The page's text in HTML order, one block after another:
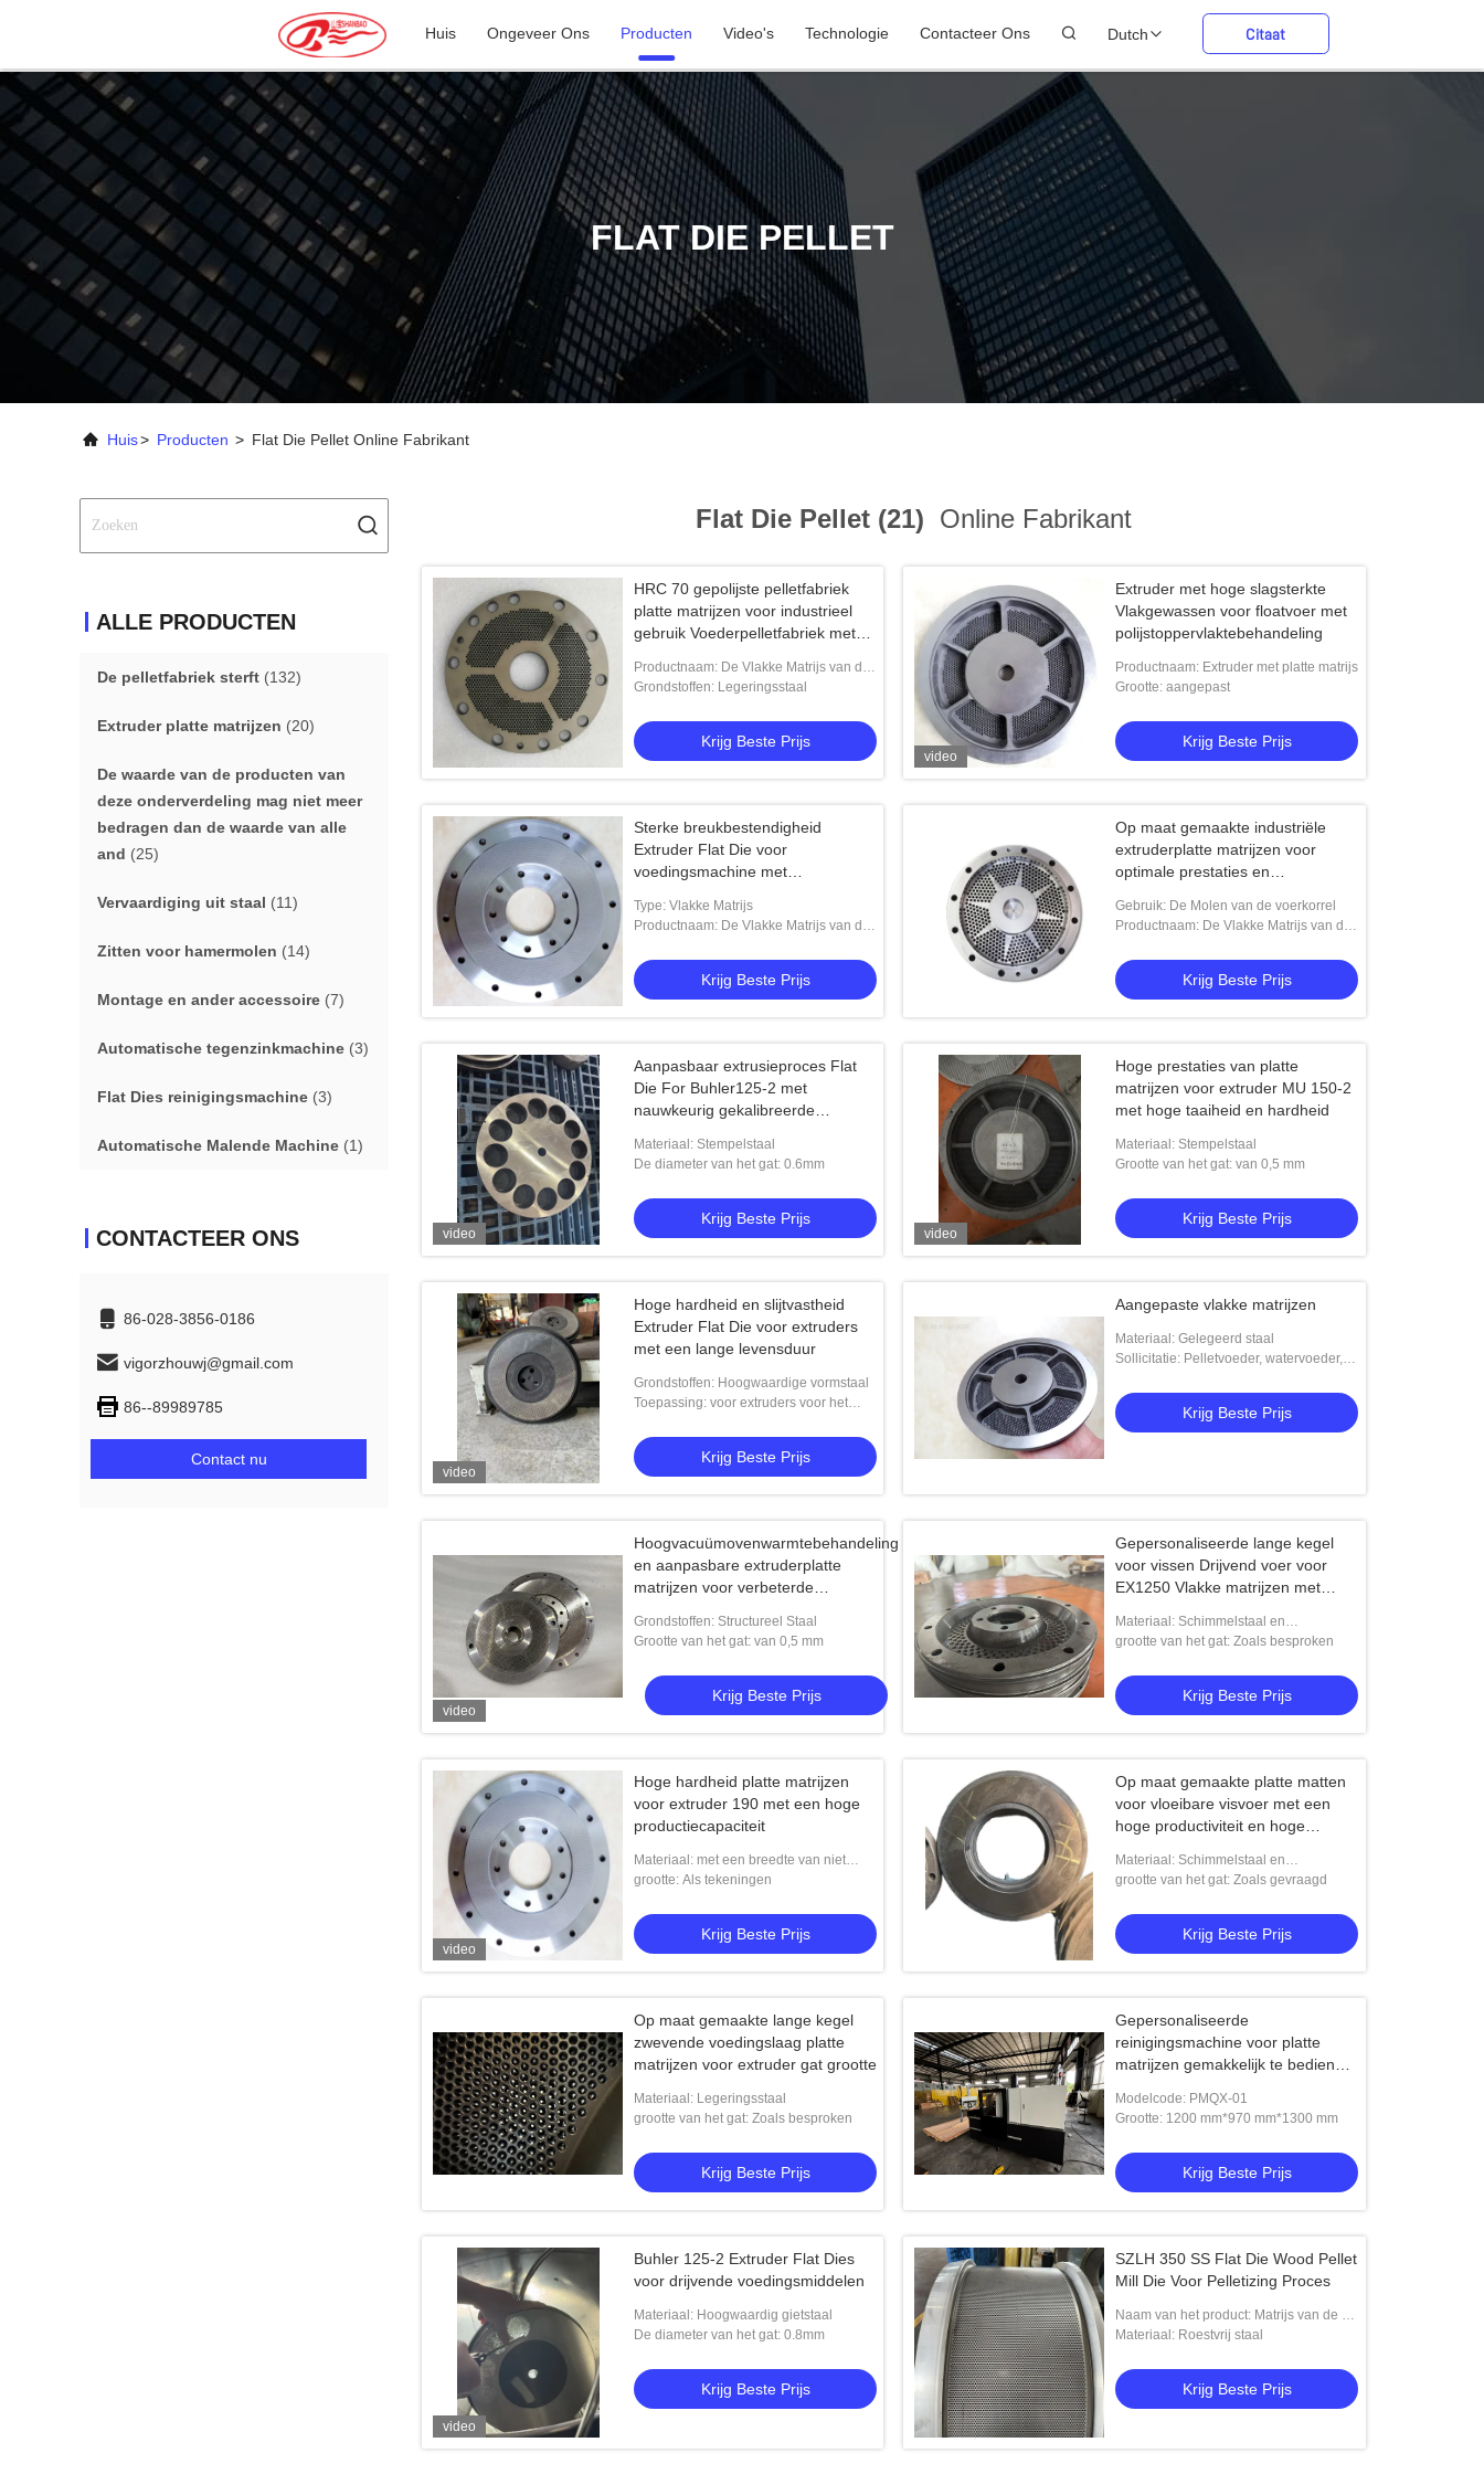
Huis Ongeveer Ons Producten Video's Technologie Contacteer Ons Dutch Citaat
FLAT DIE PELLET
Huis> Producten > Flat Die Pellet Online Fabrikant
ALLE PRODUCTEN
De pelletfabriek sterft (132)
Extruder platte matrijzen (20)
De waarde van de producten van
deze onderverdeling mag niet meer
bedragen dan de waarde van alle
and (25)
Vervaardiging uit staal (11)
Zitten voor hamermolen (14)
Montage en ander accessoire (7)
Automatische tegenzinkmachine (3)
Flat Dies reinigingsmachine (3)
Automatische Malende Machine (1)
CONTACTEER ONS
86-028-3856-0186
vigorzhouwj@gmail.com
86--89989785
Contact nu
Flat Die Pellet (21) Online Fabrikant
HRC 70 gepolijste pelletfabriek
platte matrijzen voor industrieel
gebruik Voederpelletfabriek met
Productnaam: De Vlakke Matrijs van de
korrelmolen
Grondstoffen: Legeringsstaal
Krijg Beste Prijs
video
Extruder met hoge slagsterkte
Vlakgewassen voor floatvoer met
polijstoppervlaktebehandeling
Productnaam: Extruder met platte matrijs
Grootte: aangepast
Krijg Beste Prijs
Sterke breukbestendigheid
Extruder Flat Die voor
voedingsmachine met
Type: Vlakke Matrijs
Productnaam: De Vlakke Matrijs van de
Krijg Beste Prijs
Op maat gemaakte industriële
extruderplatte matrijzen voor
optimale prestaties en
Gebruik: De Molen van de voerkorrel
Productnaam: De Vlakke Matrijs van de
Krijg Beste Prijs
video
Aanpasbaar extrusieproces Flat
Die For Buhler125-2 met
nauwkeurig gekalibreerde
Materiaal: Stempelstaal
De diameter van het gat: 0.6mm
Krijg Beste Prijs
video
Hoge prestaties van platte
matrijzen voor extruder MU 150-2
met hoge taaiheid en hardheid
Materiaal: Stempelstaal
Grootte van het gat: van 0,5 mm
Krijg Beste Prijs
video
Hoge hardheid en slijtvastheid
Extruder Flat Die voor extruders
met een lange levensduur
Grondstoffen: Hoogwaardige vormstaal
Toepassing: voor extruders voor het
Krijg Beste Prijs
Aangepaste vlakke matrijzen
Materiaal: Gelegeerd staal
Sollicitatie: Pelletvoeder, watervoeder,
Krijg Beste Prijs
video
Hoogvacuümovenwarmtebehandeling
en aanpasbare extruderplatte
matrijzen voor verbeterde
Grondstoffen: Structureel Staal
Grootte van het gat: van 0,5 mm
Krijg Beste Prijs
Gepersonaliseerde lange kegel
voor vissen Drijvend voer voor
EX1250 Vlakke matrijzen met
Materiaal: Schimmelstaal en
legeringsstaal
grootte van het gat: Zoals besproken
Krijg Beste Prijs
video
Hoge hardheid platte matrijzen
voor extruder 190 met een hoge
productiecapaciteit
Materiaal: met een breedte van niet
meer dan 15 mm
grootte: Als tekeningen
Krijg Beste Prijs
Op maat gemaakte platte matten
voor vloeibare visvoer met een
hoge productiviteit en hoge
Materiaal: Schimmelstaal en
legeringsstaal
grootte van het gat: Zoals gevraagd
Krijg Beste Prijs
Op maat gemaakte lange kegel
zwevende voedingslaag platte
matrijzen voor extruder gat grootte
Materiaal: Legeringsstaal
grootte van het gat: Zoals besproken
Krijg Beste Prijs
Gepersonaliseerde
reinigingsmachine voor platte
matrijzen gemakkelijk te bedienen
Modelcode: PMQX-01
Grootte: 1200 mm*970 mm*1300 mm
Krijg Beste Prijs
video
Buhler 125-2 Extruder Flat Dies
voor drijvende voedingsmiddelen
Materiaal: Hoogwaardig gietstaal
De diameter van het gat: 0.8mm
Krijg Beste Prijs
SZLH 350 SS Flat Die Wood Pellet
Mill Die Voor Pelletizing Proces
Naam van het product: Matrijs van de de
Korrelmolen van SZLH 350 de
Diktegat en Grootte
Materiaal: Roestvrij staal
Krijg Beste Prijs